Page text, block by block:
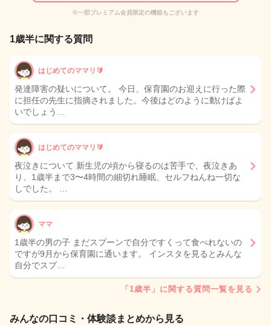
※一部プレミアム会員限定の機能もございます
1歳半に関する質問
はじめてのママリ🔰
発達障害の疑いについて。 今日、保育園のお迎えに行った際
に担任の先生に指摘されました。今後はどのように動けばよ
いでしょう…
はじめてのママリ🔰
夜泣きについて 新生児の頃から寝るのは苦手で、夜泣きあ
り、1歳半まで3〜4時間の細切れ睡眠、セルフねんね一切な
しでした。 …
ママ
1歳半の男の子 まだスプーンで自分ですくって食べれないの
ですが9月から保育園に通います。 インスタを見るとみんな
自分でスプ…
「1歳半」に関する質問一覧を見る
みんなの口コミ・体験談まとめから見る